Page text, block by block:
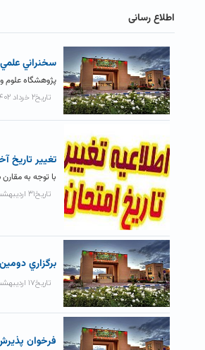
اطلاع رسانی
سخنراني علمي
پژوهشگاه علوم و
تاریخ۲ خرداد ۱۴۰۲
تغيير تاريخ
با توجه به مقارن شدن
تاریخ۳۱ اردیبهشت ۱۴۰۲
برگزاري
تاریخ۱۷ اردیبهشت ۱۴۰۲
فرخوان